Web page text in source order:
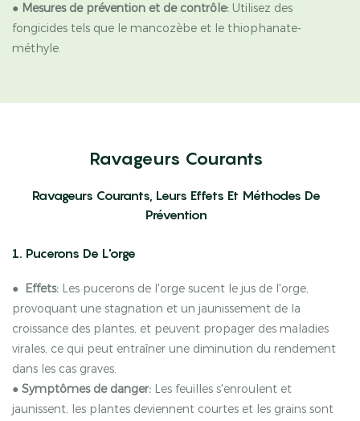
● Mesures de prévention et de contrôle: Utilisez des
fongicides tels que le mancozèbe et le thiophanate-
méthyle.
Ravageurs Courants
Ravageurs Courants, Leurs Effets Et Méthodes De
Prévention
1. Pucerons De L'orge
● Effets: Les pucerons de l'orge sucent le jus de l'orge,
provoquant une stagnation et un jaunissement de la
croissance des plantes, et peuvent propager des maladies
virales, ce qui peut entraîner une diminution du rendement
dans les cas graves.
● Symptômes de danger: Les feuilles s'enroulent et
jaunissent, les plantes deviennent courtes et les grains sont